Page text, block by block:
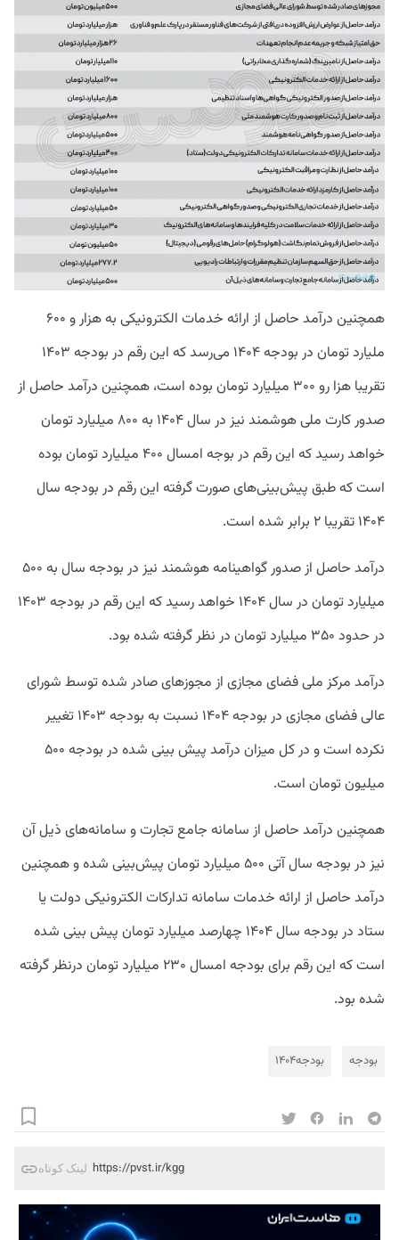
همچنین درآمد حاصل از ارائه خدمات الکترونیکی به هزار و ۶۰۰
ملیارد تومان در بودجه ۱۴۰۴ می‌رسد که این رقم در بودجه ۱۴۰۳
تقریبا هزا رو ۳۰۰ میلیارد تومان بوده است، همچنین درآمد حاصل از
صدور کارت ملی هوشمند نیز در سال ۱۴۰۴ به ۸۰۰ میلیارد تومان
خواهد رسید که این رقم در بوجه امسال ۴۰۰ میلیارد تومان بوده
است که طبق پیش‌بینی‌های صورت گرفته این رقم در بودجه سال
۱۴۰۴ تقریبا ۲ برابر شده است.
درآمد حاصل از صدور گواهینامه هوشمند نیز در بودجه سال به ۵۰۰
میلیارد تومان در سال ۱۴۰۴ خواهد رسید که این رقم در بودجه ۱۴۰۳
در حدود ۳۵۰ میلیارد تومان در نظر گرفته شده بود.
درآمد مرکز ملی فضای مجازی از مجوزهای صادر شده توسط شورای
عالی فضای مجازی در بودجه ۱۴۰۴ نسبت به بودجه ۱۴۰۳ تغییر
نکرده است و در کل میزان درآمد پیش بینی شده در بودجه ۵۰۰
میلیون تومان است.
همچنین درآمد حاصل از سامانه جامع تجارت و سامانه‌های ذیل آن
نیز در بودجه سال آتی ۵۰۰ میلیارد تومان پیش‌بینی شده و همچنین
درآمد حاصل از ارائه خدمات سامانه تدارکات الکترونیکی دولت یا
ستاد در بودجه سال ۱۴۰۴ چهارصد میلیارد تومان پیش بینی شده
است که این رقم برای بودجه امسال ۲۳۰ میلیارد تومان درنظر گرفته
شده بود.
بودجه بودجه۱۴۰۴
لینک کوتاه https://pvst.ir/kgg